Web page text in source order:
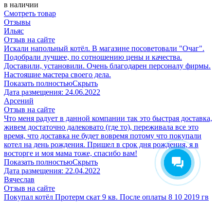
в наличии
Смотреть товар
Отзывы
Ильяс
Отзыв на сайте
Искали напольный котёл. В магазине посоветовали "Очаг".
Подобрали лучшее, по сотношению цены и качества.
Доставили, установили. Очень благодарен персоналу фирмы.
Настоящие мастера своего дела.
Показать полностьюСкрыть
Дата размещения: 24.06.2022
Арсений
Отзыв на сайте
Что меня радует в данной компании так это быстрая доставка,
живем достаточно далековато (где то), переживала все это
время, что доставка не будет вовремя потому что покупали
котел на день рождения. Пришел в срок дня рождения, я в
восторге и моя мама тоже, спасибо вам!
Показать полностьюСкрыть
Дата размещения: 22.04.2022
Вячеслав
Отзыв на сайте
Покупал котёл Протерм скат 9 кв. После оплаты 8 10 2019 гв